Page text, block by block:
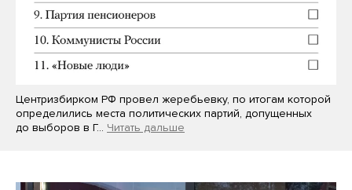
Центризбирком РФ провел жеребьевку, по итогам которой
определились места политических партий, допущенных
до выборов в Г… Читать дальше